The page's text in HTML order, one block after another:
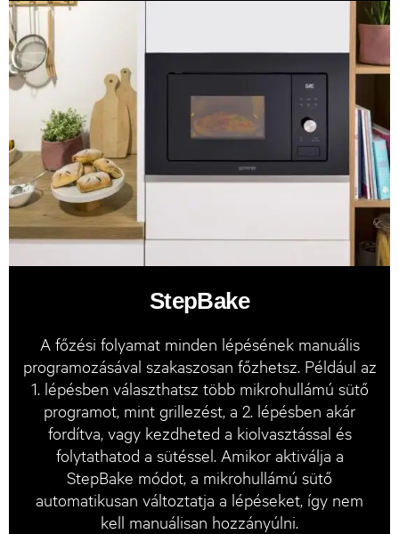
StepBake
A főzési folyamat minden lépésének manuális
programozásával szakaszosan főzhetsz. Például az
1. lépésben választhatsz több mikrohullámú sütő
programot, mint grillezést, a 2. lépésben akár
fordítva, vagy kezdheted a kiolvasztással és
folytathatod a sütéssel. Amikor aktiválja a
StepBake módot, a mikrohullámú sütő
automatikusan változtatja a lépéseket, így nem
kell manuálisan hozzányúlni.